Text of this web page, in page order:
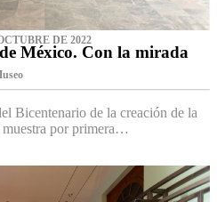
DE 2022
México. Con la mirada
Bicentenario de la creación de la
por primera…